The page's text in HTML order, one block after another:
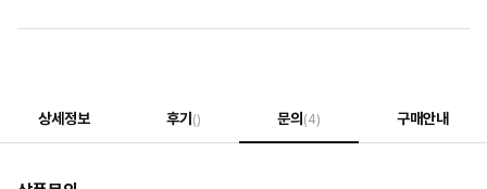
상세정보 후기() 문의(4) 구매안내